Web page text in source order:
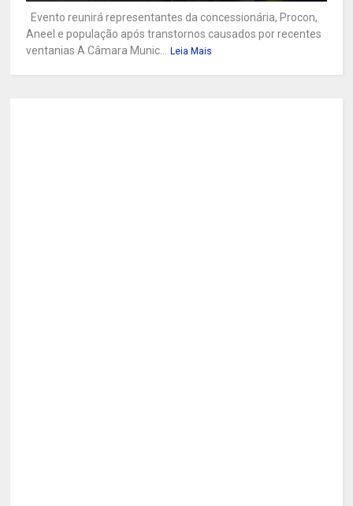
Evento reunirá representantes da concessionária, Procon,
Aneel e população após transtornos causados por recentes
ventanias A Câmara Munic... Leia Mais